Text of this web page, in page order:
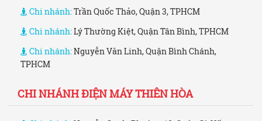
Chi nhánh:Trần Quốc Thảo, Quận 3, TPHCM
Chi nhánh:Lý Thường Kiệt, Quận Tân Bình, TPHCM
Chi nhánh:Nguyễn Văn Linh, Quận Bình Chánh,
TPHCM
CHI NHÁNH ĐIỆN MÁY THIÊN HÒA